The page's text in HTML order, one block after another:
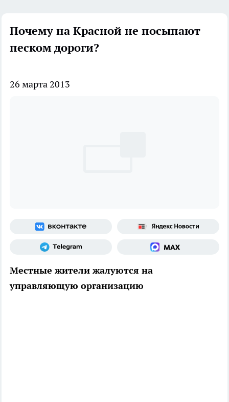
Почему на Красной не посыпают
песком дороги?
26 марта 2013
Местные жители жалуются на
управляющую организацию